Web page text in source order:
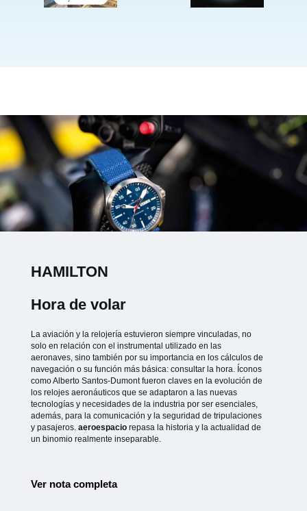
HAMILTON
Hora de volar
La aviación y la relojería estuvieron siempre vinculadas, no
solo en relación con el instrumental utilizado en las
aeronaves, sino también por su importancia en los cálculos de
navegación o su función más básica: consultar la hora. Íconos
como Alberto Santos-Dumont fueron claves en la evolución de
los relojes aeronáuticos que se adaptaron a las nuevas
tecnologías y necesidades de la industria por ser esenciales,
además, para la comunicación y la seguridad de tripulaciones
y pasajeros. aeroespacio repasa la historia y la actualidad de
un binomio realmente inseparable.
Ver nota completa